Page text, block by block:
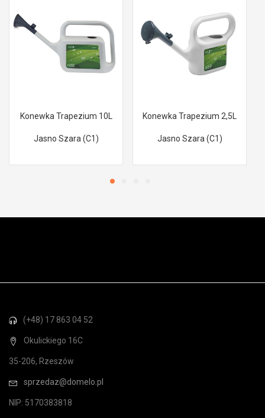
Konewka Trapezium 10L
Jasno Szara (C1)
Konewka Trapezium 2,5L
Jasno Szara (C1)
(+48) 17 863 04 52
Okulickiego 16C
35-206, Rzeszów
sprzedaz@domelo.pl
NIP: 5170383818